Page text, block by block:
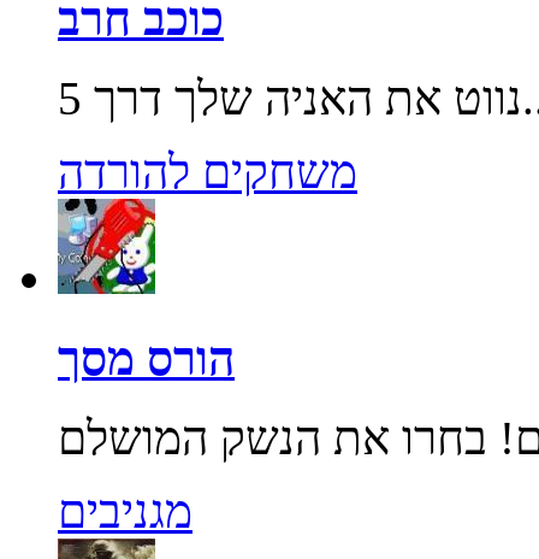
כוכב חרב
5...
משחקים להורדה
הורס מסך
מגניבים